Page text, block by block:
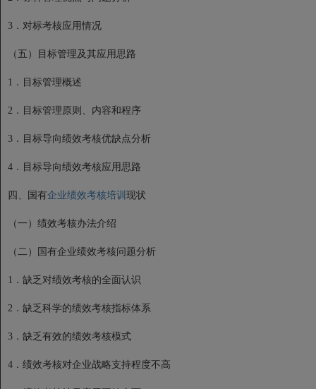
3．对标考核应用情况
（五）目标管理及其应用思路
1．目标管理概述
2．目标管理原则、内容和程序
3．目标导向绩效考核优缺点分析
4．目标导向绩效考核应用思路
四、国有企业绩效考核培训 现状
（一）绩效考核办法介绍
（二）国有企业绩效考核问题分析
1．缺乏对绩效考核的全面认识
2．缺乏科学的绩效考核指标体系
3．缺乏有效的绩效考核模式
4．绩效考核对企业战略支持程度不高